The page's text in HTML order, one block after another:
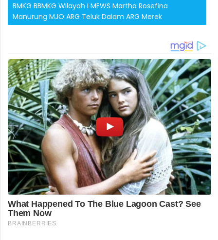
BMKG BBMKG Wilayah I MEWS Martha Rosefina
Manurung MJO ARG Teluk Dalam ARG Merek